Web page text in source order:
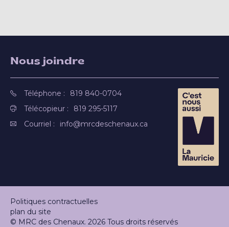
Nous joindre
Téléphone :
819 840-0704
Télécopieur :
819 295-5117
Courriel :
info@mrcdeschenaux.ca
Politiques contractuelles
plan du site
© MRC des Chenaux. 2026 Tous droits réservés